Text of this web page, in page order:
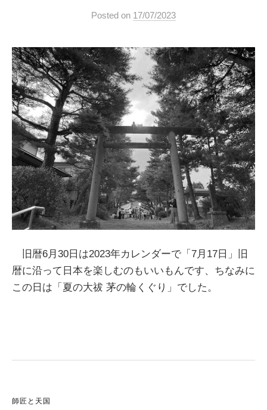
Posted on 17/07/2023
旧暦6月30日は2023年カレンダーで「7月17日」旧
暦に沿って日本を楽しむのもいいもんです、ちなみに
この日は「夏の大祓 茅の輪くぐり」でした。
師匠と天国